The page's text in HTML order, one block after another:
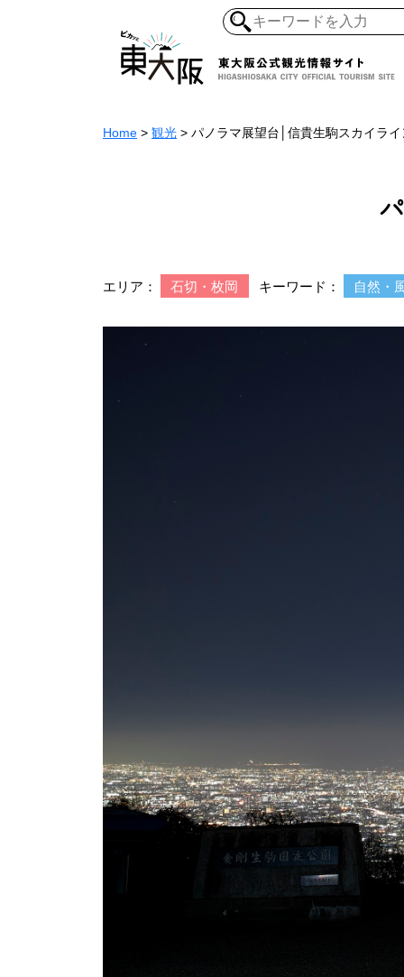
和食・寿司
Home > 観光 > パノラマ展望台│信貴生駒スカイライ
エリア： 石切・枚岡 キーワード： 自然・